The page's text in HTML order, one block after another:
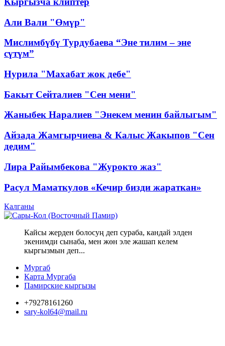
Али Вали "Өмүр"
Мислимбүбү Турдубаева “Эне тилим – эне
сүтүм”
Нурила "Махабат жок дебе"
Бакыт Сейталиев "Сен мени"
Жаныбек Наралиев "Энекем менин байлыгым"
Айзада Жамгырчиева & Калыс Жакыпов "Сен
дедим"
Лира Райымбекова "Журокто жаз"
Расул Маматкулов «Кечир бизди жараткан»
Калганы
Кайсы жерден болосуң деп сураба, кандай элден
экенимди сынаба, мен жөн эле жашап келем
кыргызмын деп...
Мургаб
Карта Мургаба
Памирские кыргызы
+79278161260
sary-kol64@mail.ru